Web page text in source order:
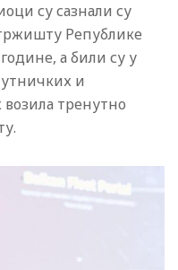
су сазнали су
Републике
а били су у
и
тренутно